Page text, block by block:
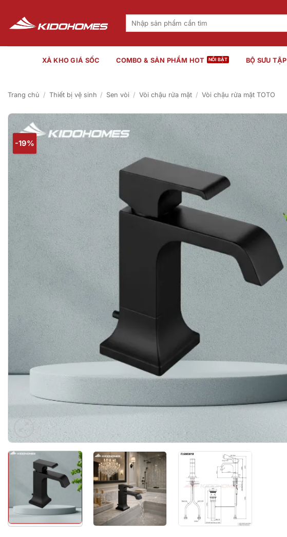
nội
dung
Tìm
XẢ KHO GIÁ SỐC COMBO & SẢN PHẨM HOT BỘ SƯU TẬP
Trang chủ / Thiết bị vệ sinh / Sen vòi / Vòi chậu rửa mặt / Vòi chậu rửa mặt TOTO
-19%